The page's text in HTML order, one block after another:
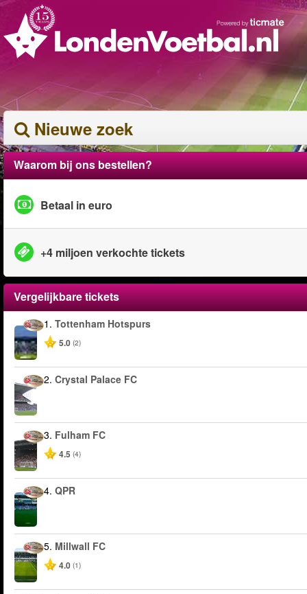
Nieuwe zoek
Waarom bij ons bestellen?
Betaal in euro
+4 miljoen verkochte tickets
Vergelijkbare tickets
1. Tottenham Hotspurs
5.0 (2)
2. Crystal Palace FC
3. Fulham FC
4.5 (4)
4. QPR
5. Millwall FC
4.0 (1)